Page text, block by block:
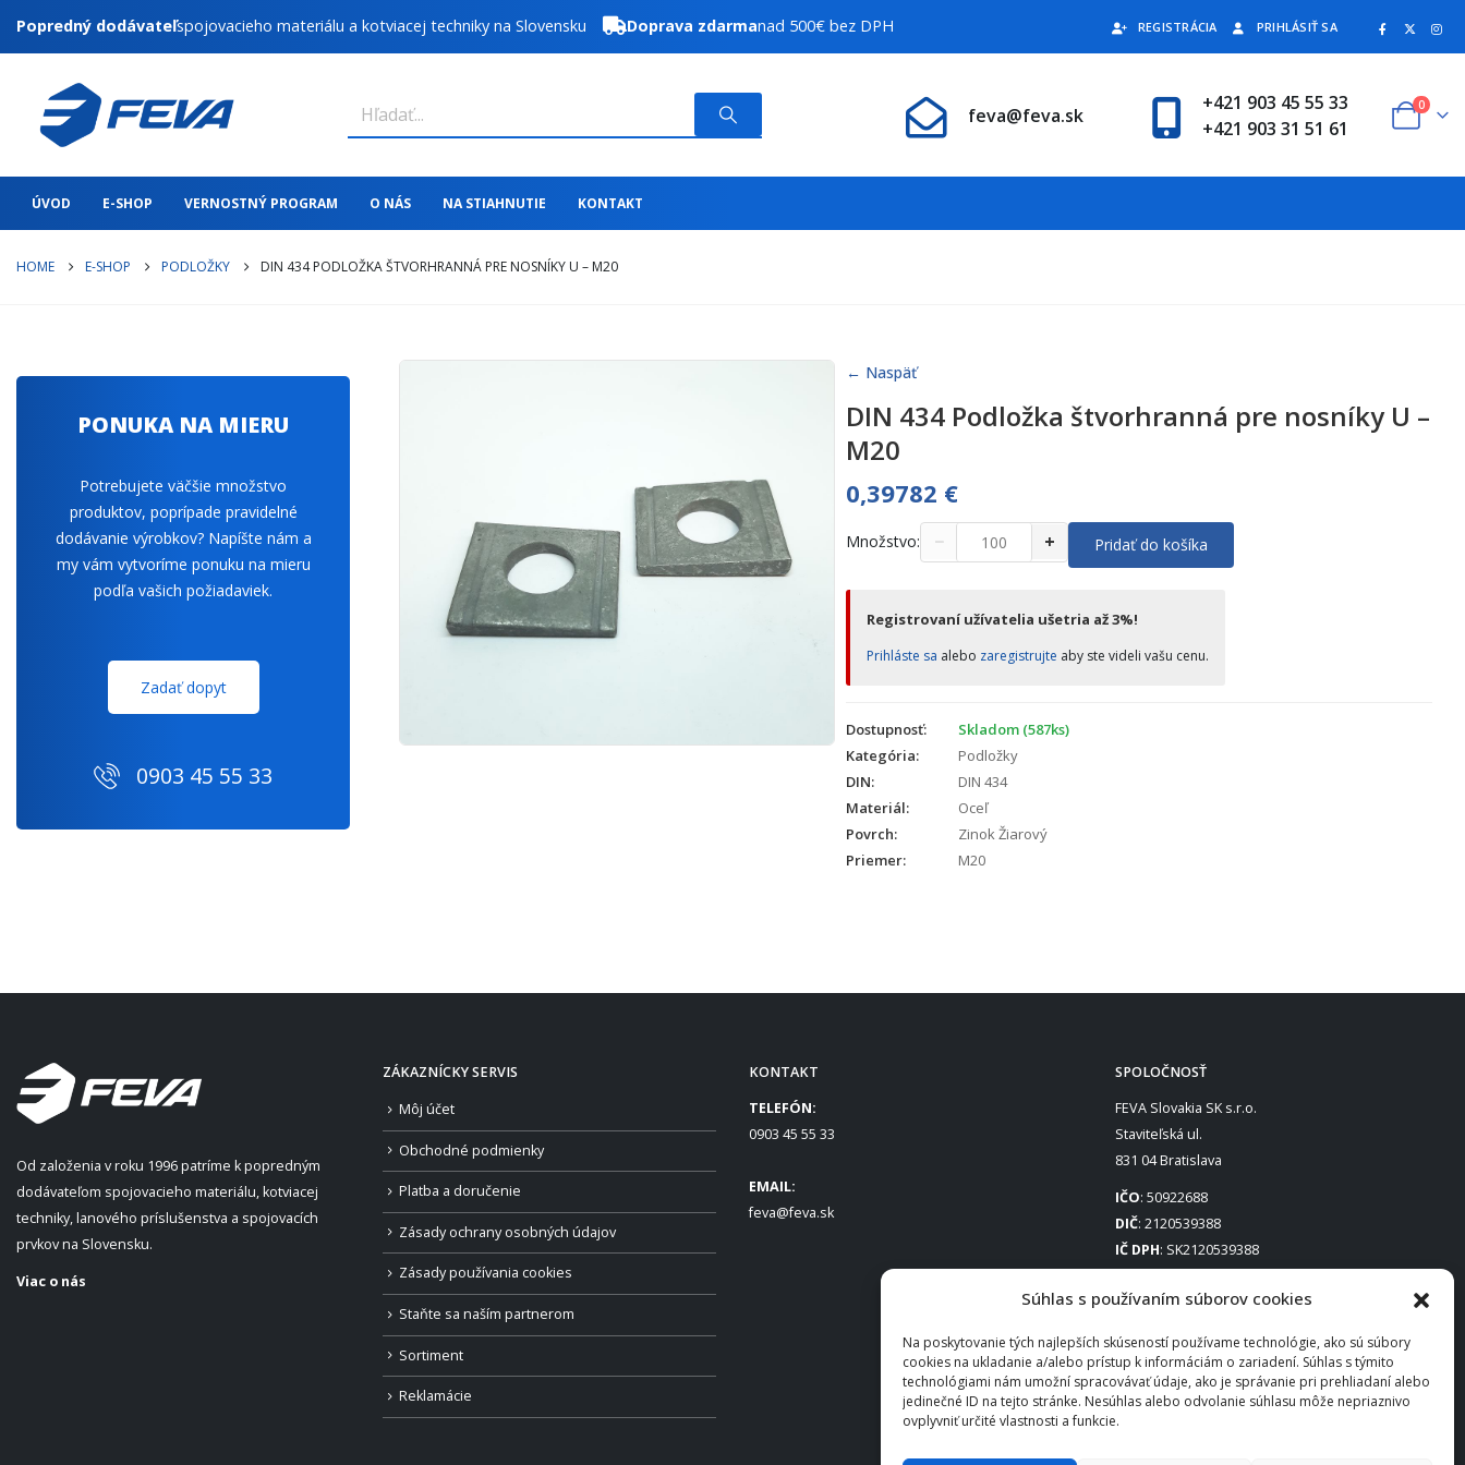
Súhlas s používaním súborov cookies
Na poskytovanie tých najlepších skúseností používame technológie, ako sú súbory
cookies na ukladanie a/alebo prístup k informáciám o zariadení. Súhlas s týmito
technológiami nám umožní spracovávať údaje, ako je správanie pri prehliadaní alebo
jedinečné ID na tejto stránke. Nesúhlas alebo odvolanie súhlasu môže nepriaznivo
ovplyvniť určité vlastnosti a funkcie.
Popredný dodávateľspojovacieho materiálu a kotviacej techniky na Slovensku Doprava zdarmanad 500€ bez DPH REGISTRÁCIA PRIHLÁSIŤ SA
feva@feva.sk
+421 903 45 55 33
+421 903 31 51 61
0
ÚVOD E-SHOP VERNOSTNÝ PROGRAM O NÁS NA STIAHNUTIE KONTAKT
HOME E-SHOP PODLOŽKY DIN 434 PODLOŽKA ŠTVORHRANNÁ PRE NOSNÍKY U – M20
← Naspäť
DIN 434 Podložka štvorhranná pre nosníky U –
M20
0,39782 €
Množstvo: − + Pridať do košíka
Registrovaní užívatelia ušetria až 3%!
Prihláste sa alebo zaregistrujte aby ste videli vašu cenu.
Dostupnosť:
Skladom (587ks)
Kategória:
Podložky
DIN:
DIN 434
Materiál:
Oceľ
Povrch:
Zinok Žiarový
Priemer:
M20
PONUKA NA MIERU
Potrebujete väčšie množstvo
produktov, poprípade pravidelné
dodávanie výrobkov? Napíšte nám a
my vám vytvoríme ponuku na mieru
podľa vašich požiadaviek.
Zadať dopyt
0903 45 55 33
Od založenia v roku 1996 patríme k popredným
dodávateľom spojovacieho materiálu, kotviacej
techniky, lanového príslušenstva a spojovacích
prvkov na Slovensku.
Viac o nás
ZÁKAZNÍCKY SERVIS
Môj účet
Obchodné podmienky
Platba a doručenie
Zásady ochrany osobných údajov
Zásady používania cookies
Staňte sa naším partnerom
Sortiment
Reklamácie
KONTAKT
TELEFÓN:
0903 45 55 33
EMAIL:
feva@feva.sk
SPOLOČNOSŤ
FEVA Slovakia SK s.r.o.
Staviteľská ul.
831 04 Bratislava
IČO: 50922688
DIČ: 2120539388
IČ DPH: SK2120539388